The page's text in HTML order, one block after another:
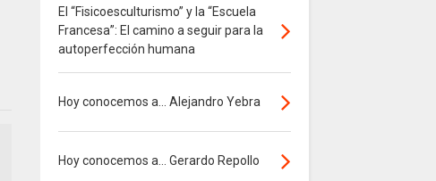
El “Fisicoesculturismo” y la “Escuela
Francesa”: El camino a seguir para la
autoperfección humana
Hoy conocemos a... Alejandro Yebra
Hoy conocemos a... Gerardo Repollo